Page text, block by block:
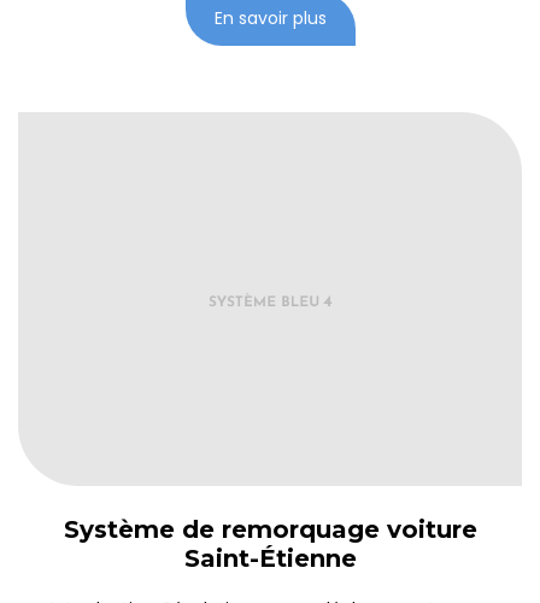
En savoir plus
Système de remorquage voiture
Saint-Étienne